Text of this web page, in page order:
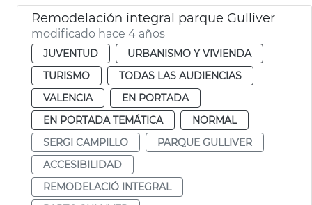
Remodelación integral parque Gulliver
modificado hace 4 años
JUVENTUD
URBANISMO Y VIVIENDA
TURISMO
TODAS LAS AUDIENCIAS
VALENCIA
EN PORTADA
EN PORTADA TEMÁTICA
NORMAL
SERGI CAMPILLO
PARQUE GULLIVER
ACCESIBILIDAD
REMODELACIÓ INTEGRAL